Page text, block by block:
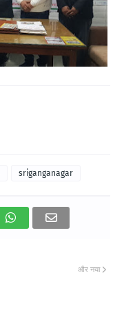
sriganganagar
और नया